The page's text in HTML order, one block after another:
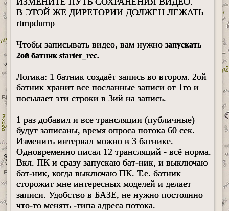
В ЭТОЙ ЖЕ ДИРЕТОРИИ ДОЛЖЕН ЛЕЖАТЬ
rtmpdump
Чтобы записывать видео, вам нужнозапускать
2ой батник starter_rec.
Логика: 1 батник создаёт запись во втором. 2ой
батник хранит все посланные записи от 1го и
посылает эти строки в 3ий на запись.
1 раз добавил и все трансляции (публичные)
будут записаны, время опроса потока 60 сек.
Изменить интервал можно в 3 батнике.
Одновременно писал 12 трансляций - всё норма.
Вкл. ПК и сразу запускаю бат-ник, и выключаю
бат-ник, когда выключаю ПК. Т.е. батник
сторожит мне интересных моделей и делает
записи. Удобство в БАЗЕ, не нужно постоянно
что-то менять -типа адреса потока.